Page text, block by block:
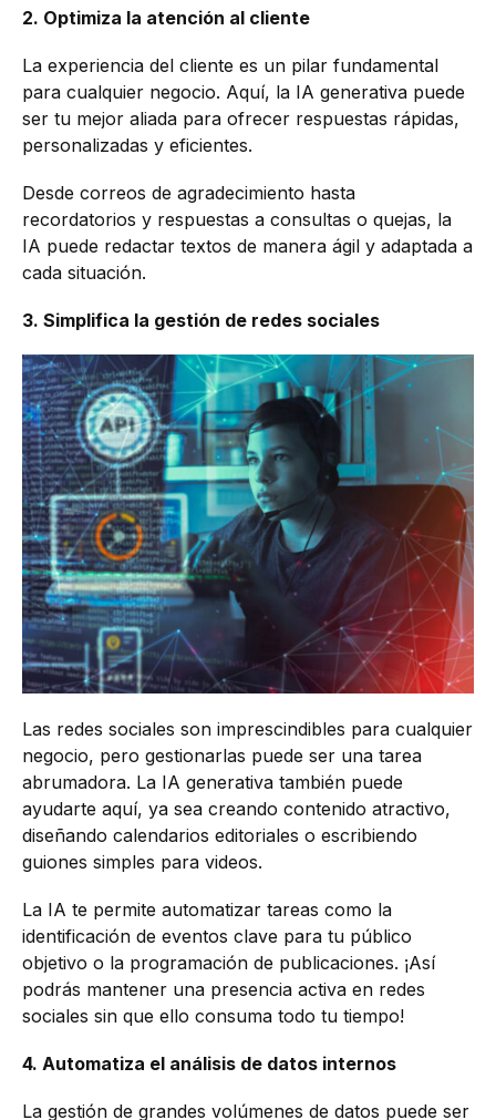
2. Optimiza la atención al cliente
La experiencia del cliente es un pilar fundamental
para cualquier negocio. Aquí, la IA generativa puede
ser tu mejor aliada para ofrecer respuestas rápidas,
personalizadas y eficientes.
Desde correos de agradecimiento hasta
recordatorios y respuestas a consultas o quejas, la
IA puede redactar textos de manera ágil y adaptada a
cada situación.
3. Simplifica la gestión de redes sociales
Las redes sociales son imprescindibles para cualquier
negocio, pero gestionarlas puede ser una tarea
abrumadora. La IA generativa también puede
ayudarte aquí, ya sea creando contenido atractivo,
diseñando calendarios editoriales o escribiendo
guiones simples para videos.
La IA te permite automatizar tareas como la
identificación de eventos clave para tu público
objetivo o la programación de publicaciones. ¡Así
podrás mantener una presencia activa en redes
sociales sin que ello consuma todo tu tiempo!
4. Automatiza el análisis de datos internos
La gestión de grandes volúmenes de datos puede ser